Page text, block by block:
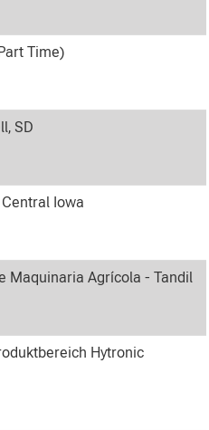
Time)
SD
Iowa
Maquinaria Agrícola - Tandil
Hytronic